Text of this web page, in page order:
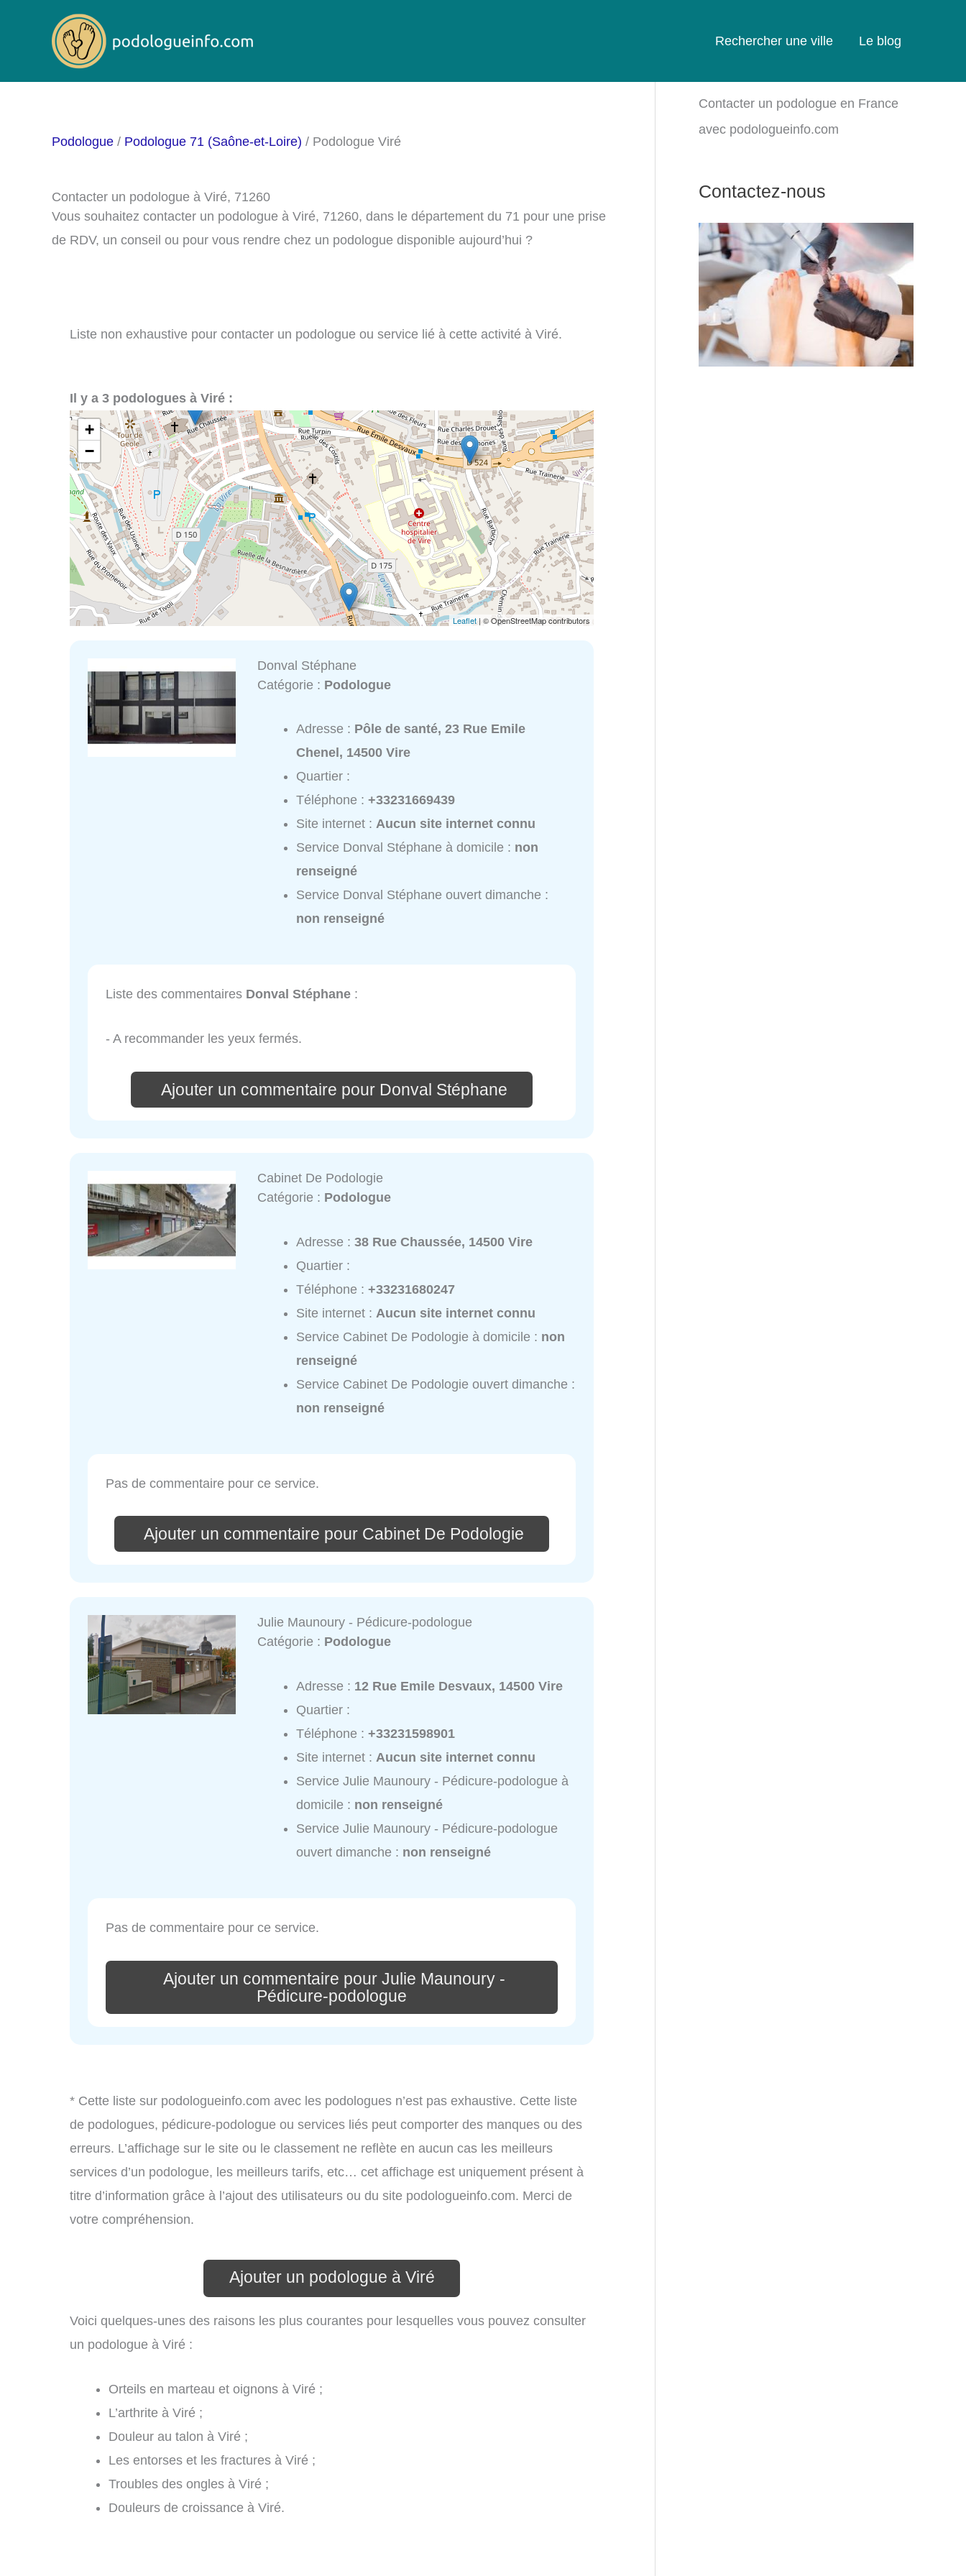
Rechercher une ville Le blog
Podologue / Podologue 71 (Saône-et-Loire) / Podologue Viré
Contacter un podologue à Viré, 71260
Vous souhaitez contacter un podologue à Viré, 71260, dans le département du 71 pour une prise
de RDV, un conseil ou pour vous rendre chez un podologue disponible aujourd’hui ?
Liste non exhaustive pour contacter un podologue ou service lié à cette activité à Viré.
Il y a 3 podologues à Viré :
+
−
Leaflet | © OpenStreetMap contributors
Donval Stéphane
Catégorie : Podologue
Adresse : Pôle de santé, 23 Rue Emile
Chenel, 14500 Vire
Quartier :
Téléphone :+33231669439
Site internet :Aucun site internet connu
Service Donval Stéphane à domicile : non
renseigné
Service Donval Stéphane ouvert dimanche :
non renseigné
Liste des commentaires Donval Stéphane :
- A recommander les yeux fermés.
Ajouter un commentaire pour Donval Stéphane
Cabinet De Podologie
Catégorie : Podologue
Adresse :38 Rue Chaussée, 14500 Vire
Quartier :
Téléphone :+33231680247
Site internet : Aucun site internet connu
Service Cabinet De Podologie à domicile : non
renseigné
Service Cabinet De Podologie ouvert dimanche :
non renseigné
Pas de commentaire pour ce service.
Ajouter un commentaire pour Cabinet De Podologie
Julie Maunoury - Pédicure-podologue
Catégorie : Podologue
Adresse : 12 Rue Emile Desvaux, 14500 Vire
Quartier :
Téléphone :+33231598901
Site internet :Aucun site internet connu
Service Julie Maunoury - Pédicure-podologue à
domicile : non renseigné
Service Julie Maunoury - Pédicure-podologue
ouvert dimanche : non renseigné
Pas de commentaire pour ce service.
Ajouter un commentaire pour Julie Maunoury -
Pédicure-podologue
* Cette liste sur podologueinfo.com avec les podologues n’est pas exhaustive. Cette liste
de podologues, pédicure-podologue ou services liés peut comporter des manques ou des
erreurs. L’affichage sur le site ou le classement ne reflète en aucun cas les meilleurs
services d’un podologue, les meilleurs tarifs, etc… cet affichage est uniquement présent à
titre d’information grâce à l’ajout des utilisateurs ou du site podologueinfo.com. Merci de
votre compréhension.
Ajouter un podologue à Viré
Voici quelques-unes des raisons les plus courantes pour lesquelles vous pouvez consulter
un podologue à Viré :
Orteils en marteau et oignons à Viré ;
L’arthrite à Viré ;
Douleur au talon à Viré ;
Les entorses et les fractures à Viré ;
Troubles des ongles à Viré ;
Douleurs de croissance à Viré.
Contacter un podologue en France
avec podologueinfo.com
Contactez-nous